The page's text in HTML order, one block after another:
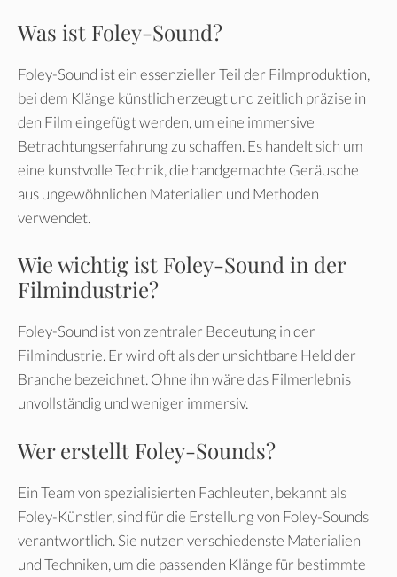
Was ist Foley-Sound?
Foley-Sound ist ein essenzieller Teil der Filmproduktion,
bei dem Klänge künstlich erzeugt und zeitlich präzise in
den Film eingefügt werden, um eine immersive
Betrachtungserfahrung zu schaffen. Es handelt sich um
eine kunstvolle Technik, die handgemachte Geräusche
aus ungewöhnlichen Materialien und Methoden
verwendet.
Wie wichtig ist Foley-Sound in der
Filmindustrie?
Foley-Sound ist von zentraler Bedeutung in der
Filmindustrie. Er wird oft als der unsichtbare Held der
Branche bezeichnet. Ohne ihn wäre das Filmerlebnis
unvollständig und weniger immersiv.
Wer erstellt Foley-Sounds?
Ein Team von spezialisierten Fachleuten, bekannt als
Foley-Künstler, sind für die Erstellung von Foley-Sounds
verantwortlich. Sie nutzen verschiedenste Materialien
und Techniken, um die passenden Klänge für bestimmte